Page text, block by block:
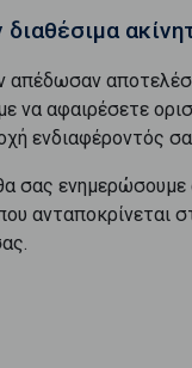
απέδωσαν
να αφαιρέσετε
ενδιαφέροντός
σας
ανταποκρίνεται